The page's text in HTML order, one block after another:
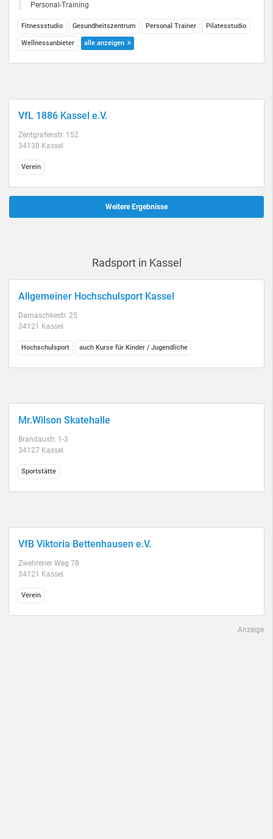
Personal-Training
Fitnessstudio Gesundheitszentrum Personal Trainer Pilatesstudio
Wellnessanbieter alle anzeigen
VfL 1886 Kassel e.V.
Zentgrafenstr. 152
34130 Kassel
Verein
Weitere Ergebnisse
Radsport in Kassel
Allgemeiner Hochschulsport Kassel
Damaschkestr. 25
34121 Kassel
Hochschulsport auch Kurse für Kinder / Jugendliche
Mr.Wilson Skatehalle
Brandaustr. 1-3
34127 Kassel
Sportstätte
VfB Viktoria Bettenhausen e.V.
Zwehrener Weg 78
34121 Kassel
Verein
Anzeige